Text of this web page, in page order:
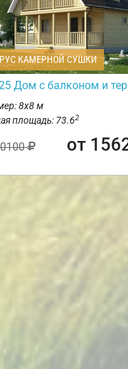
КАМЕРНОЙ СУШКИ
Дом с балконом и
8х8 м
площадь: 73.62
от